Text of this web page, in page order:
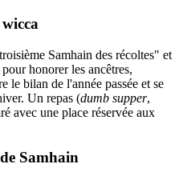
Samhain des récoltes" et
honorer les ancêtres,
le bilan de l'année passée et se
Un repas (dumb supper,
avec une place réservée aux
Samhain